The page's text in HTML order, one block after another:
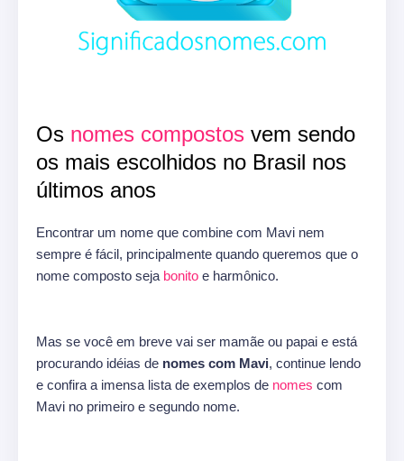
Os nomes compostos vem sendo
os mais escolhidos no Brasil nos
últimos anos
Encontrar um nome que combine com Mavi nem
sempre é fácil, principalmente quando queremos que o
nome composto seja bonito e harmônico.
Mas se você em breve vai ser mamãe ou papai e está
procurando idéias de nomes com Mavi, continue lendo
e confira a imensa lista de exemplos de nomes com
Mavi no primeiro e segundo nome.